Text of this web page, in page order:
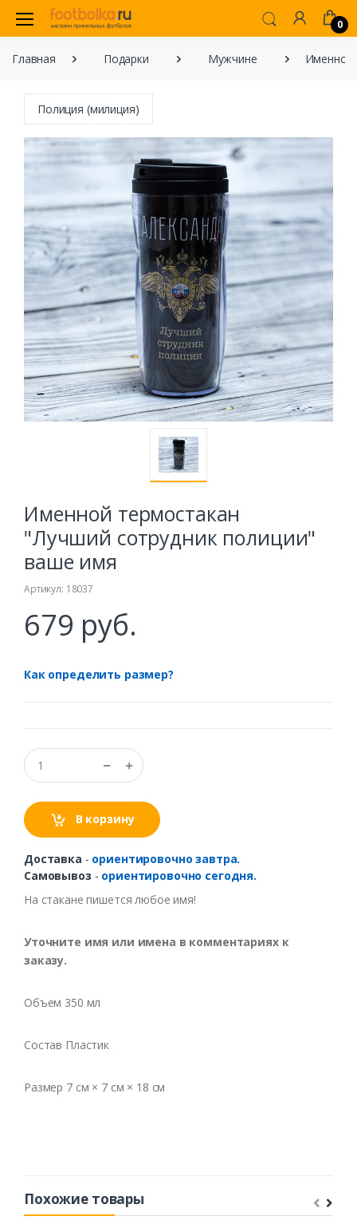
0
Главная Подарки Мужчине Именной
Полиция (милиция)
Именной термостакан
"Лучший сотрудник полиции"
ваше имя
Артикул: 18037
679 руб.
Как определить размер?
В корзину
Доставка - ориентировочно завтра.
Самовывоз - ориентировочно сегодня.
На стакане пишется любое имя!
Уточните имя или имена в комментариях к
заказу.
Объем 350 мл
Состав Пластик
Размер 7 см × 7 см × 18 см
Похожие товары